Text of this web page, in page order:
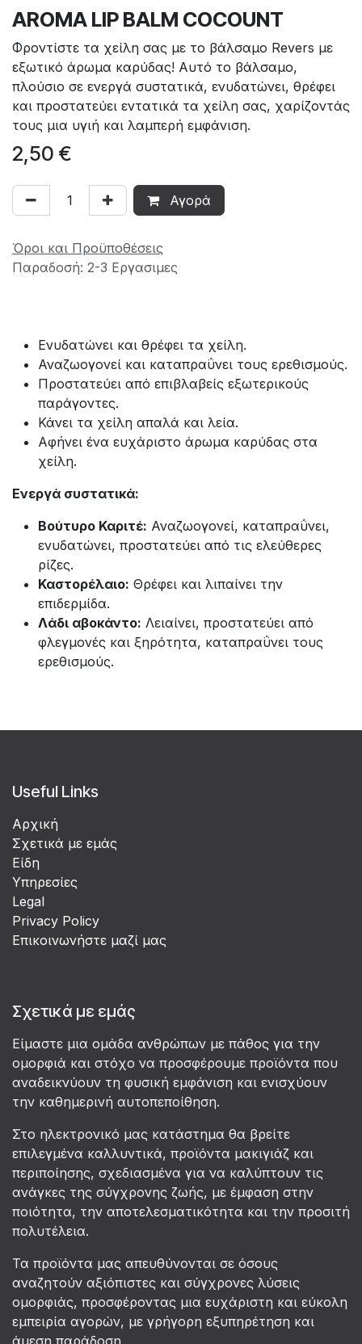
AROMA LIP BALM COCOUNT
Φροντίστε τα χείλη σας με το βάλσαμο Revers με
εξωτικό άρωμα καρύδας! Αυτό το βάλσαμο,
πλούσιο σε ενεργά συστατικά, ενυδατώνει, θρέφει
και προστατεύει εντατικά τα χείλη σας, χαρίζοντάς
τους μια υγιή και λαμπερή εμφάνιση.
2,50 €
Αγορά
Όροι και Προϋποθέσεις
Παραδοσή: 2-3 Εργασιμες
Ενυδατώνει και θρέφει τα χείλη.
Αναζωογονεί και καταπραΰνει τους ερεθισμούς.
Προστατεύει από επιβλαβείς εξωτερικούς
παράγοντες.
Κάνει τα χείλη απαλά και λεία.
Αφήνει ένα ευχάριστο άρωμα καρύδας στα
χείλη.
Ενεργά συστατικά:
Βούτυρο Καριτέ: Αναζωογονεί, καταπραΰνει,
ενυδατώνει, προστατεύει από τις ελεύθερες
ρίζες.
Καστορέλαιο: Θρέφει και λιπαίνει την
επιδερμίδα.
Λάδι αβοκάντο: Λειαίνει, προστατεύει από
φλεγμονές και ξηρότητα, καταπραΰνει τους
ερεθισμούς.
Useful Links
Αρχική
Σχετικά με εμάς
Είδη
Υπηρεσίες
Legal
Privacy Policy
Επικοινωνήστε μαζί μας
Σχετικά με εμάς
Είμαστε μια ομάδα ανθρώπων με πάθος για την
ομορφιά και στόχο να προσφέρουμε προϊόντα που
αναδεικνύουν τη φυσική εμφάνιση και ενισχύουν
την καθημερινή αυτοπεποίθηση.
Στο ηλεκτρονικό μας κατάστημα θα βρείτε
επιλεγμένα καλλυντικά, προϊόντα μακιγιάζ και
περιποίησης, σχεδιασμένα για να καλύπτουν τις
ανάγκες της σύγχρονης ζωής, με έμφαση στην
ποιότητα, την αποτελεσματικότητα και την προσιτή
πολυτέλεια.
Τα προϊόντα μας απευθύνονται σε όσους
αναζητούν αξιόπιστες και σύγχρονες λύσεις
ομορφιάς, προσφέροντας μια ευχάριστη και εύκολη
εμπειρία αγορών, με γρήγορη εξυπηρέτηση και
άμεση παράδοση.